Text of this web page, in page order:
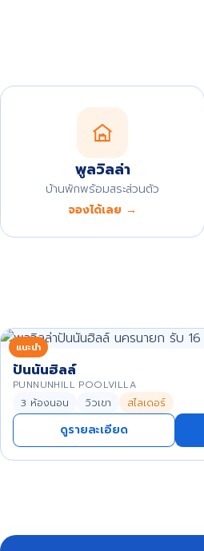
พูลวิลล่า
บ้านพักพร้อมสระส่วนตัว
จองได้เลย →
แนะนำ
ปันนันฮิลล์
PUNNUNHILL POOLVILLA
3 ห้องนอน วิวเขา สไลเดอร์
ดูรายละเอียด